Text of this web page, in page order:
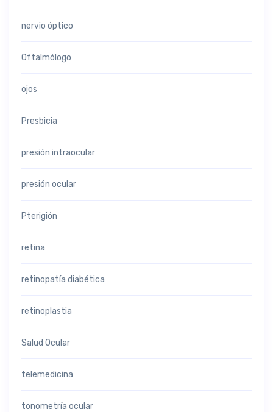
nervio óptico
Oftalmólogo
ojos
Presbicia
presión intraocular
presión ocular
Pterigión
retina
retinopatía diabética
retinoplastia
Salud Ocular
telemedicina
tonometría ocular